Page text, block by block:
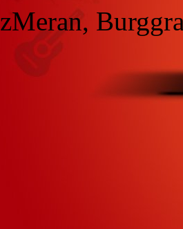
Meran,